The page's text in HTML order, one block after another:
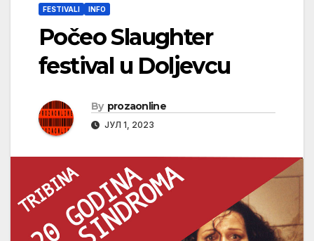
FESTIVALI INFO
Počeo Slaughter
festival u Doljevcu
By prozaonline
ЈУЛ 1, 2023